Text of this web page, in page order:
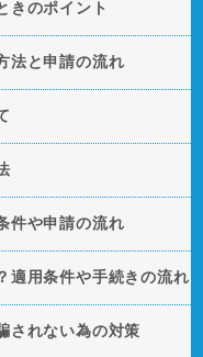
きのポイント
法と申請の流れ
件や申請の流れ
適用条件や手続きの流れ
されない為の対策